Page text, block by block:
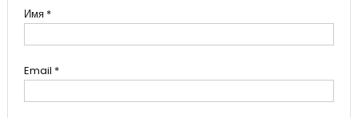
Имя *
Email *